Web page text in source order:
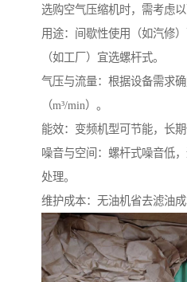
选购空气压缩机时，需考虑以
用途：间歇性使用（如汽修
（如工厂）宜选螺杆式。
气压与流量：根据设备需求
（m³/min）。
能效：变频机型可节能，长期
噪音与空间：螺杆式噪音低
处理。
维护成本：无油机省去滤油